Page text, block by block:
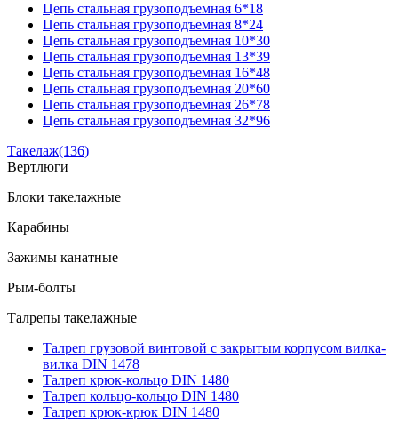
Цепь стальная грузоподъемная 6*18
Цепь стальная грузоподъемная 8*24
Цепь стальная грузоподъемная 10*30
Цепь стальная грузоподъемная 13*39
Цепь стальная грузоподъемная 16*48
Цепь стальная грузоподъемная 20*60
Цепь стальная грузоподъемная 26*78
Цепь стальная грузоподъемная 32*96
Такелаж(136)
Вертлюги
Блоки такелажные
Карабины
Зажимы канатные
Рым-болты
Талрепы такелажные
Талреп грузовой винтовой с закрытым корпусом вилка-
вилка DIN 1478
Талреп крюк-кольцо DIN 1480
Талреп кольцо-кольцо DIN 1480
Талреп крюк-крюк DIN 1480